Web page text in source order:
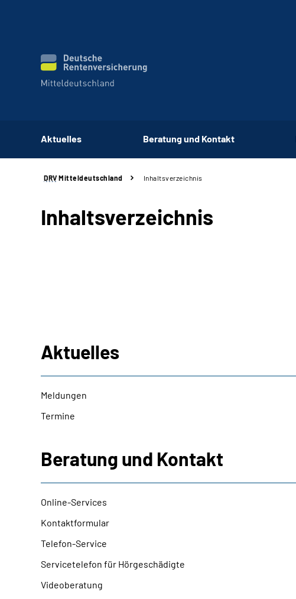
Aktuelles Beratung und Kontakt
DRV Mitteldeutschland Inhaltsverzeichnis
Inhaltsverzeichnis
Aktuelles
Meldungen
Termine
Beratung und Kontakt
Online-Services
Kontaktformular
Telefon-Service
Servicetelefon für Hörgeschädigte
Videoberatung